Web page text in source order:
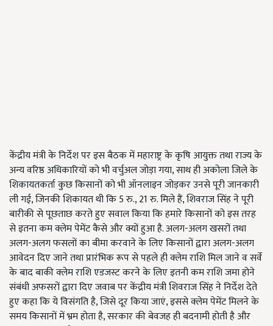
केंद्रीय मंत्री के निर्देश पर इस बैठक में महाराष्ट्र के कृषि आयुक्त तथा राज्य के
अन्य वरिष्ठ अधिकारियों को भी वर्चुअल जोड़ा गया, साथ ही अकोला जिले के
शिकायतकर्ता कुछ किसानों को भी ऑनलाइन जोड़कर उनसे पूरी जानकारी
ली गई, जिनकी शिकायत थी कि 5 रु., 21 रु. मिले हैं, शिवराज सिंह ने पूरी
बारीकी से पूछताछ करते हुए सवाल किया कि हमारे किसानों को इस तरह
से इतना कम क्लेम पेमेंट कैसे और क्यों हुआ है. अलग-अलग खसरों तथा
अलग-अलग फसलों का बीमा करवाने के लिए किसानों द्वारा अलग-अलग
आवेदन दिए जाने तथा प्रारंभिक रूप से पहले ही क्लेम राशि मिल जाने व सर्वे
के बाद बाकी क्लेम राशि एडजस्ट करने के लिए इतनी कम राशि जमा होने
संबंधी अफसरों द्वारा दिए जवाब पर केंद्रीय मंत्री शिवराज सिंह ने निर्देश देते
हुए कहा कि ये विसंगति है, जिसे दूर किया जाएं, इससे क्लेम पेमेंट मिलने के
समय किसानों में भ्रम होता है, सरकार की बेवजह ही बदनामी होती है और